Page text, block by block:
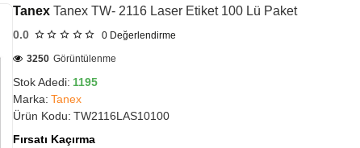
Tanex Tanex TW- 2116 Laser Etiket 100 Lü Paket
0.0 0 Değerlendirme
Stok Adedi: 1195
Marka: Tanex
Ürün Kodu: TW2116LAS10100
3250 Görüntülenme
Fırsatı Kaçırma